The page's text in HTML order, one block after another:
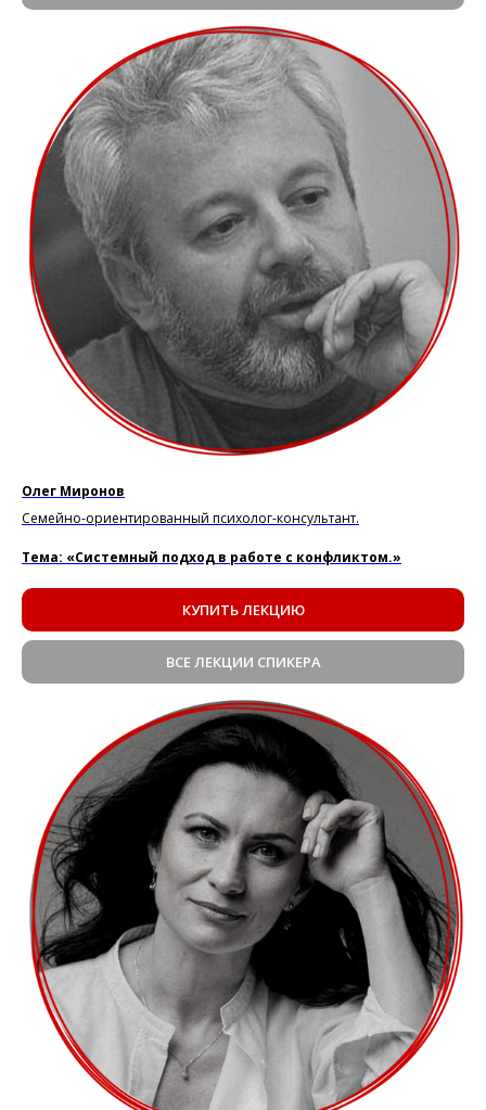
Олег Миронов
Семейно-ориентированный психолог-консультант.
Тема: «Системный подход в работе с конфликтом.»
КУПИТЬ ЛЕКЦИЮ
ВСЕ ЛЕКЦИИ СПИКЕРА